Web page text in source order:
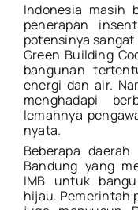
Indonesia masih
penerapan
potensinya sangat
Green Building
bangunan
energi dan air.
menghadapi
lemahnya
nyata.
Beberapa
Bandung yang
IMB untuk
hijau. Pemerintah